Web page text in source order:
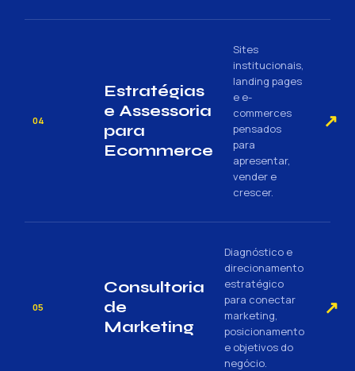
04
Estratégias
e Assessoria
para
Ecommerce
Sites
institucionais,
landing pages
e e-
commerces
pensados
para
apresentar,
vender e
crescer.
↗
05
Consultoria
de
Marketing
Diagnóstico e
direcionamento
estratégico
para conectar
marketing,
posicionamento
e objetivos do
negócio.
↗